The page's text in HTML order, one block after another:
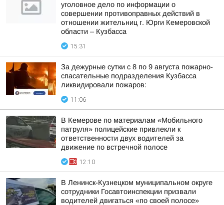
уголовное дело по информации о
совершении противоправных действий в
отношении жительниц г. Юрги Кемеровской
области – Кузбасса
15:31
За дежурные сутки с 8 по 9 августа пожарно-
спасательные подразделения Кузбасса
ликвидировали пожаров:
11:06
В Кемерове по материалам «Мобильного
патруля» полицейские привлекли к
ответственности двух водителей за
движение по встречной полосе
12:10
В Ленинск-Кузнецком муниципальном округе
сотрудники Госавтоинспекции призвали
водителей двигаться «по своей полосе»